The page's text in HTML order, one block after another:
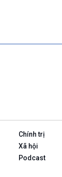
Chính trị
Xã hội
Podcast